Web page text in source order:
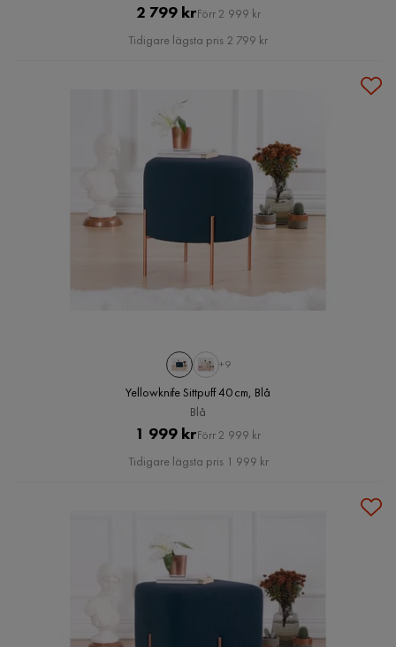
Pris
2 799 krOriginal
Pris
Förr 2 999 kr
Tidigare lägsta pris 2 799 kr
+9
Yellowknife Sittpuff 40 cm, Blå
Blå
Pris
1 999 krOriginal
Pris
Förr 2 999 kr
Tidigare lägsta pris 1 999 kr